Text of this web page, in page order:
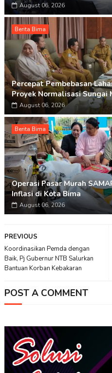
August 06, 2026
Berita Bima
Percepat Pembebasan
Proyek Normalisasi Sungai
August 06, 2026
Berita Bima
Operasi Pasar Murah
Inflasi di Kota Bima
August 06, 2026
PREVIOUS
Koordinasikan Pemda dengan
Baik, Pj Gubernur NTB Salurkan
Bantuan Korban Kebakaran
POST A COMMENT